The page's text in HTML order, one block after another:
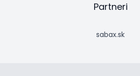
Partneri
sabax.sk